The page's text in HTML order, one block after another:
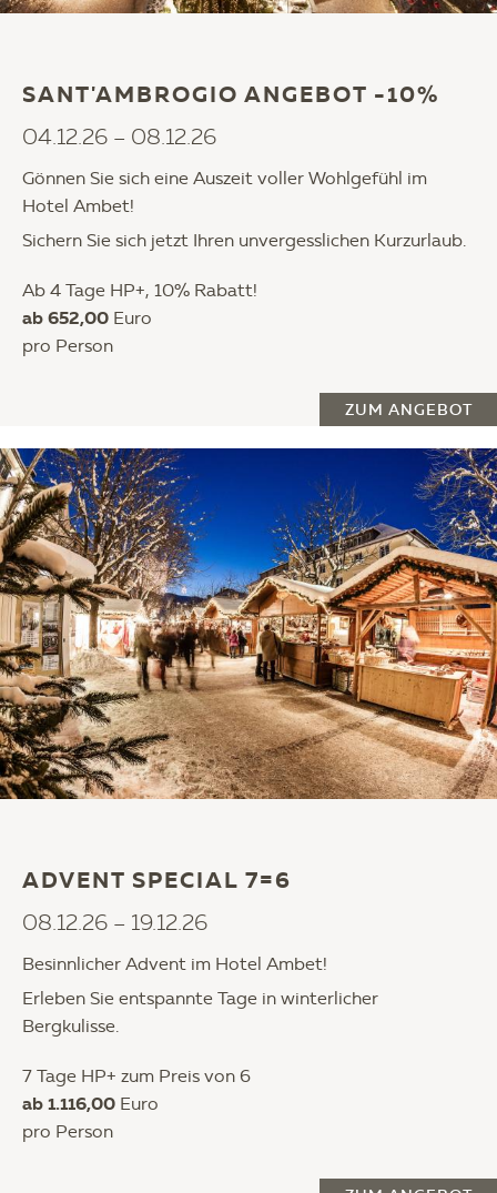
SANT'AMBROGIO ANGEBOT -10%
04.12.26 – 08.12.26
Gönnen Sie sich eine Auszeit voller Wohlgefühl im
Hotel Ambet!
Sichern Sie sich jetzt Ihren unvergesslichen Kurzurlaub.
Ab 4 Tage HP+, 10% Rabatt!
ab 652,00 Euro
pro Person
ZUM ANGEBOT
ADVENT SPECIAL 7=6
08.12.26 – 19.12.26
Besinnlicher Advent im Hotel Ambet!
Erleben Sie entspannte Tage in winterlicher
Bergkulisse.
7 Tage HP+ zum Preis von 6
ab 1.116,00 Euro
pro Person